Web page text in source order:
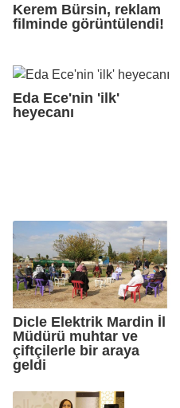
Kerem Bürsin, reklam
filminde görüntülendi!
Eda Ece'nin 'ilk'
heyecanı
Dicle Elektrik Mardin İl
Müdürü muhtar ve
çiftçilerle bir araya
geldi